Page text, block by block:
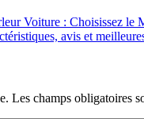
Voiture : Choisissez le
avis et
Les champs obligatoires